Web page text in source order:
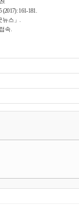
(2017): 161-181.
뉴스 」 .
접속.